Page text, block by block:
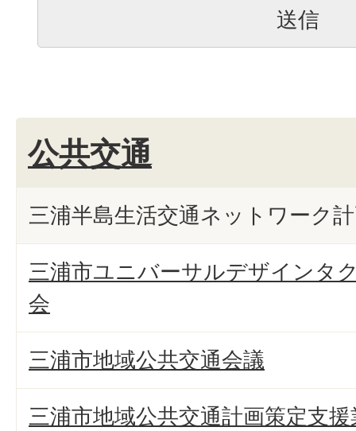
公共交通
三浦半島生活交通ネットワーク
三浦市ユニバーサルデザインタ
会
三浦市地域公共交通会議
三浦市地域公共交通計画策定支